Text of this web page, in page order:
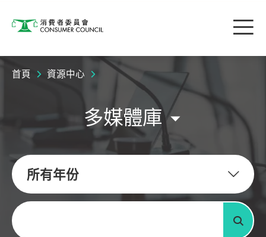
消費者委員會 目
首頁 資源中心
多媒體庫
所有年份
關鍵字
搜尋